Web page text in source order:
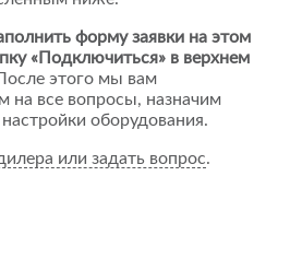
форму заявки на этом
«Подключиться» в верхнем
этого мы вам
на все вопросы, назначим
оборудования.
или задать вопрос.